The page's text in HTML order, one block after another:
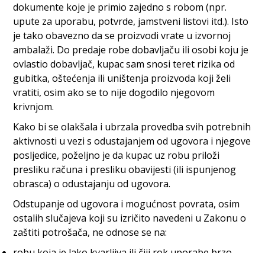
dokumente koje je primio zajedno s robom (npr.
upute za uporabu, potvrde, jamstveni listovi itd.). Isto
je tako obavezno da se proizvodi vrate u izvornoj
ambalaži. Do predaje robe dobavljaču ili osobi koju je
ovlastio dobavljač, kupac sam snosi teret rizika od
gubitka, oštećenja ili uništenja proizvoda koji želi
vratiti, osim ako se to nije dogodilo njegovom
krivnjom.
Kako bi se olakšala i ubrzala provedba svih potrebnih
aktivnosti u vezi s odustajanjem od ugovora i njegove
posljedice, poželjno je da kupac uz robu priloži
presliku računa i presliku obavijesti (ili ispunjenog
obrasca) o odustajanju od ugovora.
Odstupanje od ugovora i mogućnost povrata, osim
ostalih slučajeva koji su izričito navedeni u Zakonu o
zaštiti potrošača, ne odnose se na: